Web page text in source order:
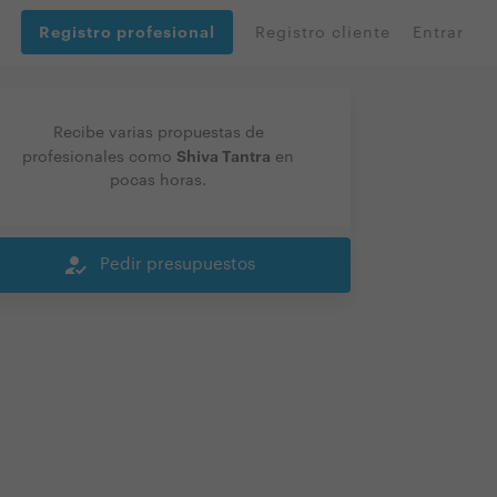
Registro profesional Registro cliente Entrar
Recibe varias propuestas de
profesionales como Shiva Tantra en
pocas horas.
how_to_reg Pedir presupuestos